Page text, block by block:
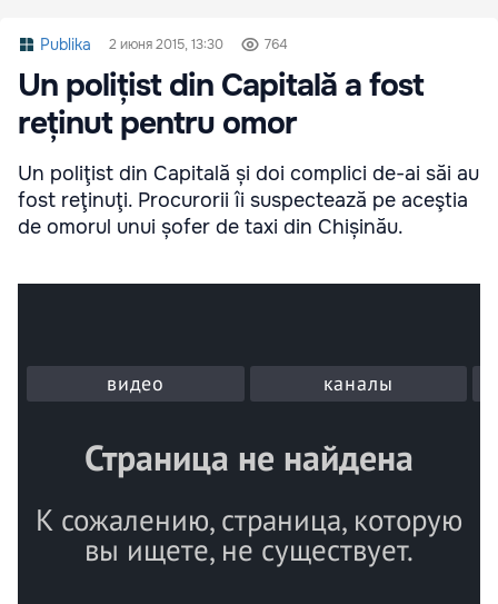
Publika 2 июня 2015, 13:30 764
Un polițist din Capitală a fost
reținut pentru omor
Un poliţist din Capitală și doi complici de-ai săi au
fost reţinuţi. Procurorii îi suspectează pe aceştia
de omorul unui șofer de taxi din Chișinău.